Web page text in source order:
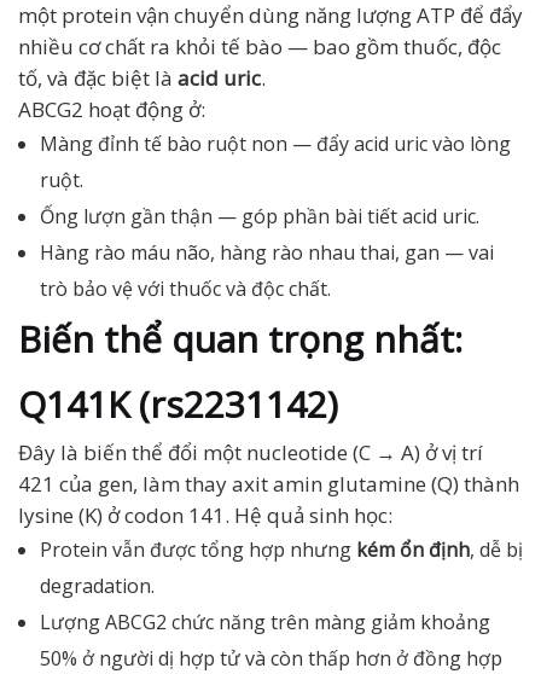
một protein vận chuyển dùng năng lượng ATP để đẩy
nhiều cơ chất ra khỏi tế bào — bao gồm thuốc, độc
tố, và đặc biệt là acid uric.
ABCG2 hoạt động ở:
Màng đỉnh tế bào ruột non — đẩy acid uric vào lòng
ruột.
Ống lượn gần thận — góp phần bài tiết acid uric.
Hàng rào máu não, hàng rào nhau thai, gan — vai
trò bảo vệ với thuốc và độc chất.
Biến thể quan trọng nhất:
Q141K (rs2231142)
Đây là biến thể đổi một nucleotide (C → A) ở vị trí
421 của gen, làm thay axit amin glutamine (Q) thành
lysine (K) ở codon 141. Hệ quả sinh học:
Protein vẫn được tổng hợp nhưng kém ổn định, dễ bị
degradation.
Lượng ABCG2 chức năng trên màng giảm khoảng
50% ở người dị hợp tử và còn thấp hơn ở đồng hợp